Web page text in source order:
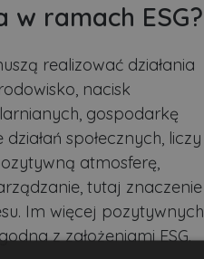
w ramach ESG?
realizować działania
nacisk
gospodarkę
społecznych, liczy
atmosferę,
tutaj znaczenie
Im więcej pozytywnych
z założeniami ESG.